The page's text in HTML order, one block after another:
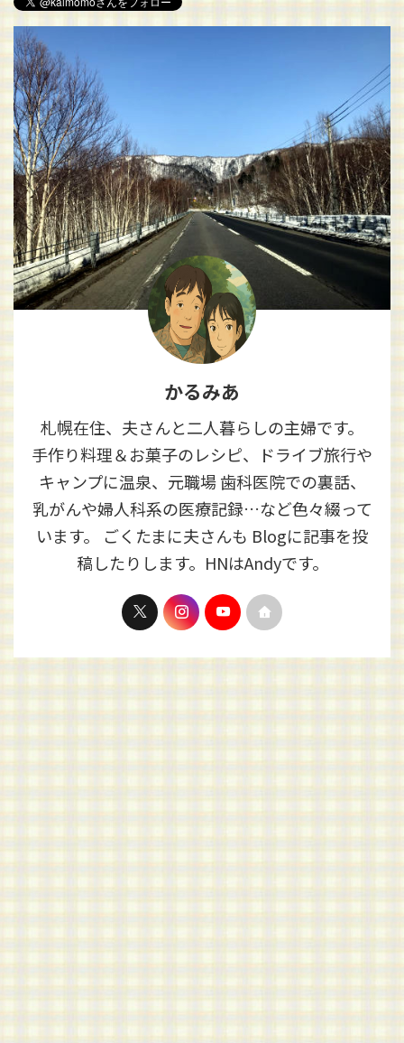
かるみあ
札幌在住、夫さんと二人暮らしの主婦です。
手作り料理＆お菓子のレシピ、ドライブ旅行や
キャンプに温泉、元職場 歯科医院での裏話、
乳がんや婦人科系の医療記録…など色々綴って
います。 ごくたまに夫さんも Blogに記事を投
稿したりします。HNはAndyです。